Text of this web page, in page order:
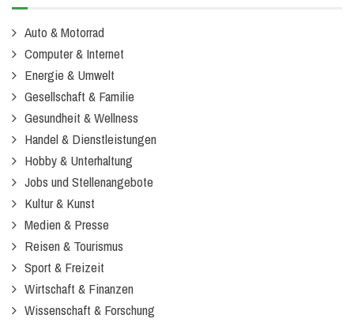
Auto & Motorrad
Computer & Internet
Energie & Umwelt
Gesellschaft & Familie
Gesundheit & Wellness
Handel & Dienstleistungen
Hobby & Unterhaltung
Jobs und Stellenangebote
Kultur & Kunst
Medien & Presse
Reisen & Tourismus
Sport & Freizeit
Wirtschaft & Finanzen
Wissenschaft & Forschung